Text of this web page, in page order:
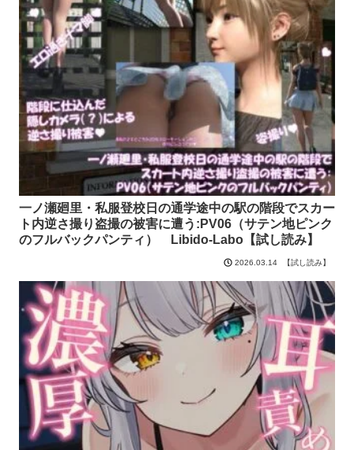
一ノ瀬廻里・私服登校日の通学途中の駅の階段でスカー
ト内逆さ撮り盗撮の被害に遭う:PV06（サテン地ピンク
のフルバックパンティ） Libido-Labo【試し読み】
2026.03.14 【試し読み】